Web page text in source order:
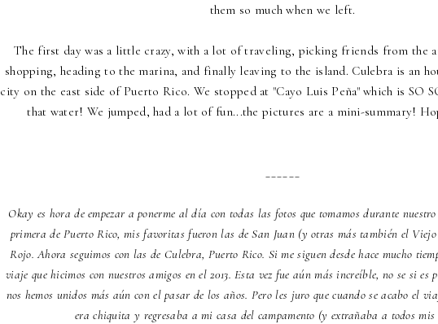
them so much when we left.
The first day was a little crazy, with a lot of traveling, picking friends from the
shopping, heading to the marina, and finally leaving to the island. Culebra is an
city on the east side of Puerto Rico. We stopped at "Cayo Luis Peña" which is SO
that water! We jumped, had a lot of fun...the pictures are a mini-summary!
Okay es hora de empezar a ponerme al día con todas las fotos que tomamos durante
primera de Puerto Rico, mis favoritas fueronlas de San Juan(y otras más también el
Rojo. Ahora seguimos con las de Culebra, Puerto Rico. Si me siguen desde hace mucho
viaje que hicimos con nuestros amigos en el 2013. Esta vez fue aún más increíble, no se si es
nos hemos unidos más aún con el pasar de los años. Pero les juro que cuando se acabo el
era chiquita y regresaba a mi casa del campamento (y extrañaba a todos